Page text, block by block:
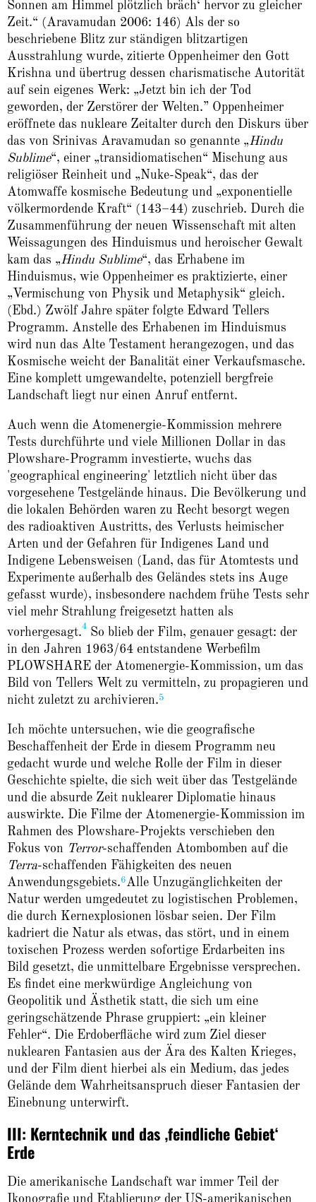
Sonnen am Himmel plötzlich bräch‘ hervor zu gleicher
Zeit.“ (Aravamudan 2006: 146) Als der so
beschriebene Blitz zur ständigen blitzartigen
Ausstrahlung wurde, zitierte Oppenheimer den Gott
Krishna und übertrug dessen charismatische Autorität
auf sein eigenes Werk: „Jetzt bin ich der Tod
geworden, der Zerstörer der Welten.” Oppenheimer
eröffnete das nukleare Zeitalter durch den Diskurs über
das von Srinivas Aravamudan so genannte „Hindu
Sublime“, einer „transidiomatischen“ Mischung aus
religiöser Reinheit und „Nuke-Speak“, das der
Atomwaffe kosmische Bedeutung und „exponentielle
völkermordende Kraft“ (143–44) zuschrieb. Durch die
Zusammenführung der neuen Wissenschaft mit alten
Weissagungen des Hinduismus und heroischer Gewalt
kam das „Hindu Sublime“, das Erhabene im
Hinduismus, wie Oppenheimer es praktizierte, einer
„Vermischung von Physik und Metaphysik“ gleich.
(Ebd.) Zwölf Jahre später folgte Edward Tellers
Programm. Anstelle des Erhabenen im Hinduismus
wird nun das Alte Testament herangezogen, und das
Kosmische weicht der Banalität einer Verkaufsmasche.
Eine komplett umgewandelte, potenziell bergfreie
Landschaft liegt nur einen Anruf entfernt.
Auch wenn die Atomenergie-Kommission mehrere
Tests durchführte und viele Millionen Dollar in das
Plowshare-Programm investierte, wuchs das
'geographical engineering' letztlich nicht über das
vorgesehene Testgelände hinaus. Die Bevölkerung und
die lokalen Behörden waren zu Recht besorgt wegen
des radioaktiven Austritts, des Verlusts heimischer
Arten und der Gefahren für Indigenes Land und
Indigene Lebensweisen (Land, das für Atomtests und
Experimente außerhalb des Geländes stets ins Auge
gefasst wurde), insbesondere nachdem frühe Tests sehr
viel mehr Strahlung freigesetzt hatten als
vorhergesagt.4 So blieb der Film, genauer gesagt: der
in den Jahren 1963/64 entstandene Werbefilm
PLOWSHARE der Atomenergie-Kommission, um das
Bild von Tellers Welt zu vermitteln, zu propagieren und
nicht zuletzt zu archivieren.5
Ich möchte untersuchen, wie die geografische
Beschaffenheit der Erde in diesem Programm neu
gedacht wurde und welche Rolle der Film in dieser
Geschichte spielte, die sich weit über das Testgelände
und die absurde Zeit nuklearer Diplomatie hinaus
auswirkte. Die Filme der Atomenergie-Kommission im
Rahmen des Plowshare-Projekts verschieben den
Fokus von Terror-schaffenden Atombomben auf die
Terra-schaffenden Fähigkeiten des neuen
Anwendungsgebiets.6Alle Unzugänglichkeiten der
Natur werden umgedeutet zu logistischen Problemen,
die durch Kernexplosionen lösbar seien. Der Film
kadriert die Natur als etwas, das stört, und in einem
toxischen Prozess werden sofortige Erdarbeiten ins
Bild gesetzt, die unmittelbare Ergebnisse versprechen.
Es findet eine merkwürdige Angleichung von
Geopolitik und Ästhetik statt, die sich um eine
geringschätzende Phrase gruppiert: „ein kleiner
Fehler“. Die Erdoberfläche wird zum Ziel dieser
nuklearen Fantasien aus der Ära des Kalten Krieges,
und der Film dient hierbei als ein Medium, das jedes
Gelände dem Wahrheitsanspruch dieser Fantasien der
Einebnung unterwirft.
III: Kerntechnik und das ‚feindliche Gebiet‘
Erde
Die amerikanische Landschaft war immer Teil der
Ikonografie und Etablierung der US-amerikanischen